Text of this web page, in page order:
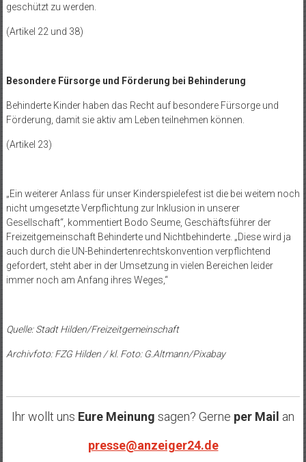
geschützt zu werden.
(Artikel 22 und 38)
Besondere Fürsorge und Förderung bei Behinderung
Behinderte Kinder haben das Recht auf besondere Fürsorge und
Förderung, damit sie aktiv am Leben teilnehmen können.
(Artikel 23)
„Ein weiterer Anlass für unser Kinderspielefest ist die bei weitem noch
nicht umgesetzte Verpflichtung zur Inklusion in unserer
Gesellschaft“, kommentiert Bodo Seume, Geschäftsführer der
Freizeitgemeinschaft Behinderte und Nichtbehinderte. „Diese wird ja
auch durch die UN-Behindertenrechtskonvention verpflichtend
gefordert, steht aber in der Umsetzung in vielen Bereichen leider
immer noch am Anfang ihres Weges,“
Quelle: Stadt Hilden/Freizeitgemeinschaft
Archivfoto: FZG Hilden /kl. Foto: G.Altmann/Pixabay
Ihr wollt uns Eure Meinung sagen? Gerne per Mail an
presse@anzeiger24.de